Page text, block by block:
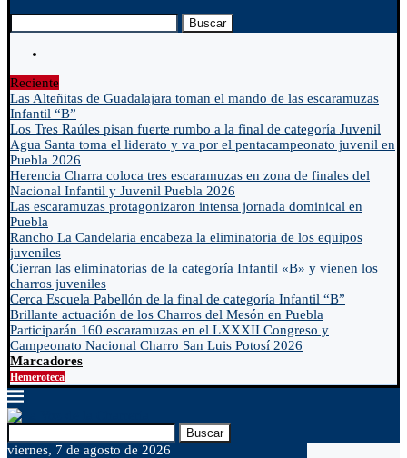
Buscar
Reciente
Las Alteñitas de Guadalajara toman el mando de las escaramuzas
Infantil “B”
Los Tres Raúles pisan fuerte rumbo a la final de categoría Juvenil
Agua Santa toma el liderato y va por el pentacampeonato juvenil en
Puebla 2026
Herencia Charra coloca tres escaramuzas en zona de finales del
Nacional Infantil y Juvenil Puebla 2026
Las escaramuzas protagonizaron intensa jornada dominical en
Puebla
Rancho La Candelaria encabeza la eliminatoria de los equipos
juveniles
Cierran las eliminatorias de la categoría Infantil «B» y vienen los
charros juveniles
Cerca Escuela Pabellón de la final de categoría Infantil “B”
Brillante actuación de los Charros del Mesón en Puebla
Participarán 160 escaramuzas en el LXXXII Congreso y
Campeonato Nacional Charro San Luis Potosí 2026
Marcadores
Hemeroteca
Buscar
viernes, 7 de agosto de 2026